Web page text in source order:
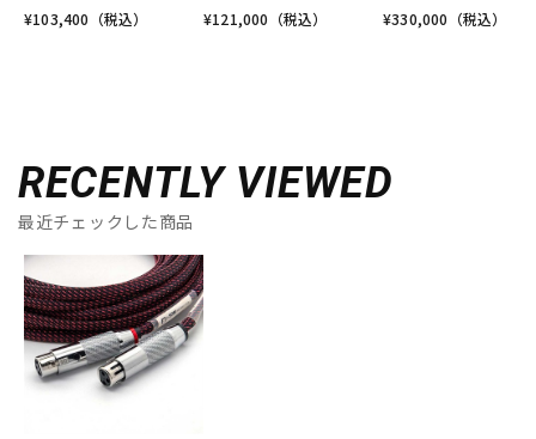
¥103,400 （税込） ¥121,000 （税込） ¥330,000 （税込）
RECENTLY VIEWED
最近チェックした商品